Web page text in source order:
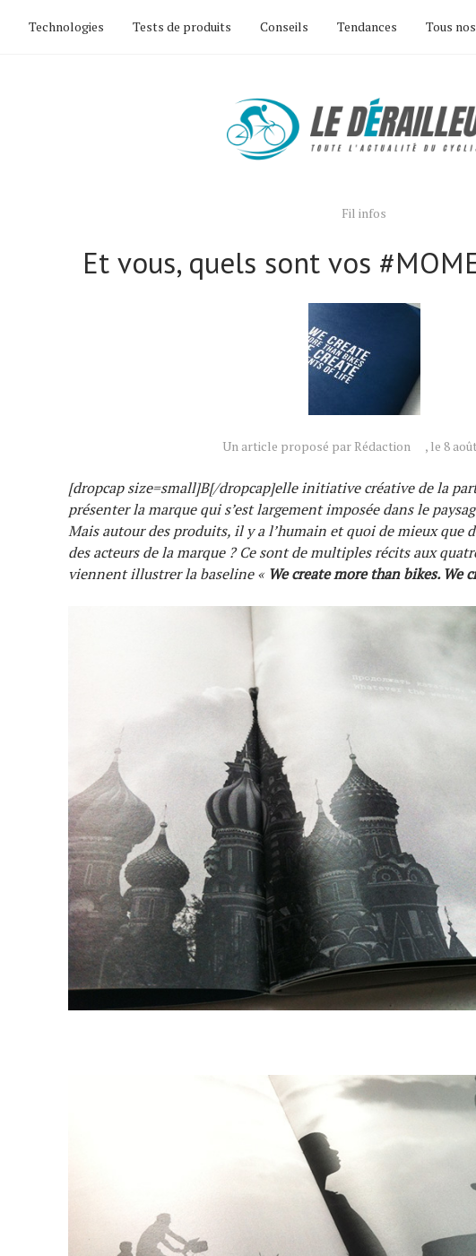
Technologies Tests de produits Conseils Tendances Tous
Fil infos
Et vous, quels sont vos
Un article proposé par Rédaction , le 8
[dropcap size=small]B[/dropcap]elle initiative créative de la
présenter la marque qui s’est largement imposée dans le
Mais autour des produits, il y a l’humain et quoi de mieux que
des acteurs de la marque ? Ce sont de multiples récits aux
viennent illustrer la baseline « We create more than bikes. We